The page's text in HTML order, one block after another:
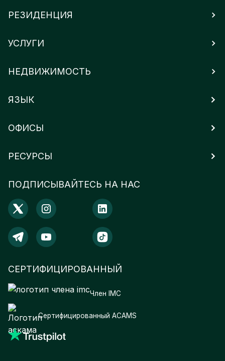
РЕЗИДЕНЦИЯ
УСЛУГИ
НЕДВИЖИМОСТЬ
ЯЗЫК
ПОДПИСЫВАЙТЕСЬ НА НАС
ОФИСЫ
РЕСУРСЫ
СЕРТИФИЦИРОВАННЫЙ
Член IMC
Сертифицированный ACAMS